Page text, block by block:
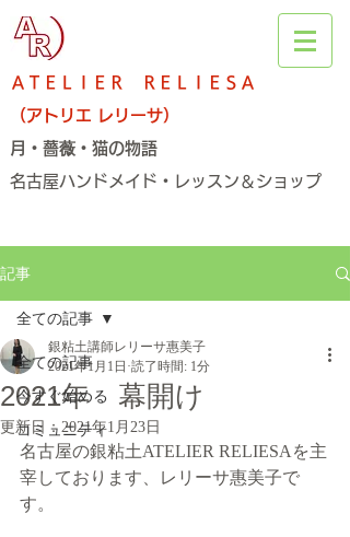
ＡＴＥＬＩＥＲ ＲＥＬＩＥＳＡ
（アトリエ レリーサ）
月・薔薇・猫の物語
名古屋ハンドメイド・レッスン＆ショップ​
記事
全ての記事
今すぐ始める
コミュニティ
全ての記事
2021年 幕開け
銀粘土講師レリーサ惠美子
2021年1月1日 読了時間: 1分
更新日： 2021年1月23日
名古屋の銀粘土ATELIER RELIESAを主
宰しております、レリーサ惠美子で
す。